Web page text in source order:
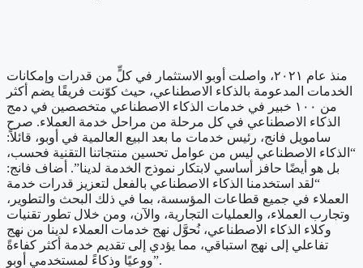
منذ عام ٢٠٢١، واصلت أوبو الاستثمار في كلٍّ من قدرات وإمكانات
الخدمات المدعومة بالذكاء الاصطناعي، حيث كوّنت فريقًا يضم أكثر
من ١٠٠ خبير في خدمات الذكاء الاصطناعي متخصصين في دمج
الذكاء الاصطناعي في كل مرحلة من مراحل خدمة العملاء. صرح
سامويل فانج، رئيس خدمات ما بعد البيع العالمية في أوبو، قائلاً:
“الذكاء الاصطناعي ليس من عوامل تحسين منتجاتنا التقنية فحسب،
بل هو أيضًا حافز أساسي لابتكار نموذج الخدمة لدينا”. أضاف فانج:
“لقد استخدمنا الذكاء الاصطناعي بالفعل لتعزيز قدرات خدمة
العملاء في جميع قطاعات المؤسسة، بما في ذلك البحث والتطوير،
وتجارب العملاء، والعمليات التجارية، والآن، ومن خلال تطور تقنيات
وكلاء الذكاء الاصطناعي، نُحوَّل نهج خدمات العملاء لدينا من نهج
تفاعلي إلى نهج استباقي، مما يؤدي إلى تقديم خدمة أكثر كفاءةً
ووعيًا وذكاءً لمستخدمي أوبو”.